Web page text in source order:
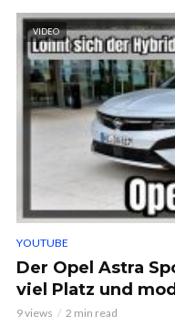
VIDEO
YOUTUBE
Der Opel Astra
viel Platz und
9 views 2 min read